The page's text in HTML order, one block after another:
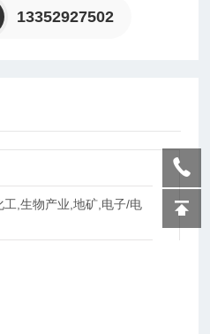
13352927502
工,生物产业,地矿,电子/电